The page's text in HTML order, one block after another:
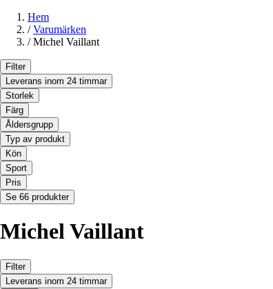
Hem
/ Varumärken
/ Michel Vaillant
Filter
Leverans inom 24 timmar
Storlek
Färg
Åldersgrupp
Typ av produkt
Kön
Sport
Pris
Se 66 produkter
Michel Vaillant
Filter
Leverans inom 24 timmar